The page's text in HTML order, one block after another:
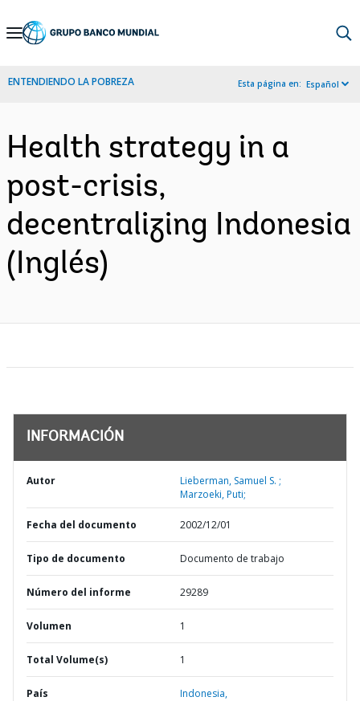
Skip
Navigation
ENTENDIENDO LA POBREZA Esta página en: Español
Health strategy in a
post-crisis,
decentralizing Indonesia
(Inglés)
INFORMACIÓN
Autor
Lieberman, Samuel S. ;
Marzoeki, Puti;
Fecha del documento 2002/12/01
Tipo de documento Documento de trabajo
Número del informe 29289
Volumen 1
Total Volume(s) 1
País Indonesia,